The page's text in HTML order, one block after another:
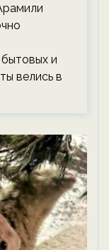
и
велись в